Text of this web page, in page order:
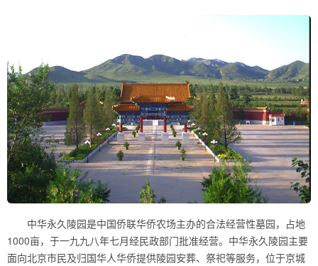
中华永久陵园是中国侨联华侨农场主办的合法经营性墓园，占地
1000亩，于一九九八年七月经民政部门批准经营。中华永久陵园主要
面向北京市民及归国华人华侨提供陵园安葬、祭祀等服务，位于京城